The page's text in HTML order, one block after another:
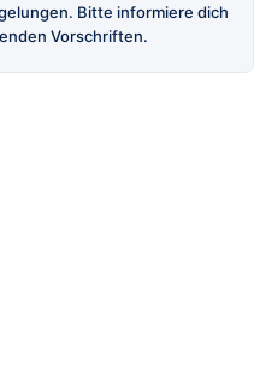
Bitte informiere dich
Vorschriften.